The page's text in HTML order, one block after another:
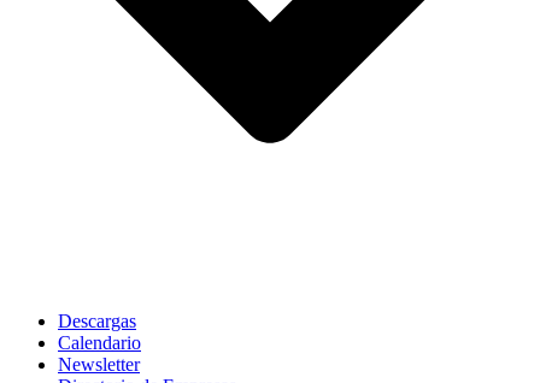
Descargas
Calendario
Newsletter